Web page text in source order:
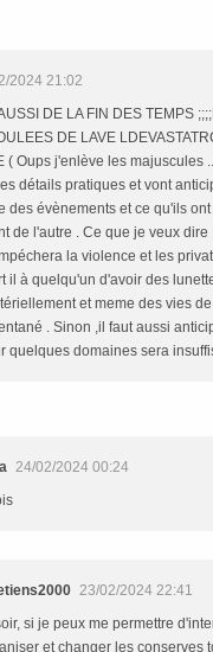
2024 21:02
DE LA FIN DES TEMPS
DE LAVE
( Oups j'enlève les majuscules
détails pratiques et vont
des évènements et ce qu'ils
de l'autre . Ce que je veux
la violence et les
il à quelqu'un d'avoir des
et meme des vies
. Sinon ,il faut aussi
quelques domaines sera
24/02/2024 00:24
23/02/2024 22:41
si je peux me permettre
et changer les conserves